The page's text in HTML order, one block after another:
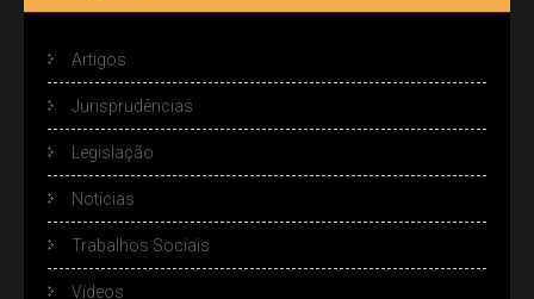
Artigos
Jurisprudências
Legislação
Notícias
Trabalhos Sociais
Vídeos